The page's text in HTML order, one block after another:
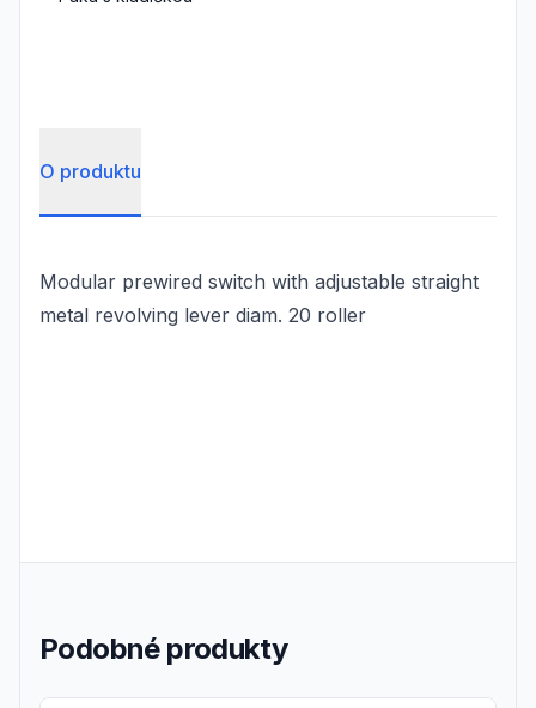
O produktu
Modular prewired switch with adjustable straight
metal revolving lever diam. 20 roller
Podobné produkty